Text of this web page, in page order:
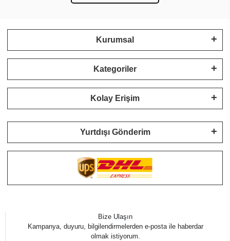
Kurumsal
Kategoriler
Kolay Erişim
Yurtdışı Gönderim
Bize Ulaşın
Kampanya, duyuru, bilgilendirmelerden e-posta ile haberdar
olmak istiyorum.